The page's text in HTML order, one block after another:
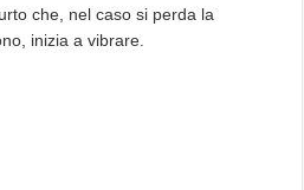
che, nel caso si perda la
inizia a vibrare.